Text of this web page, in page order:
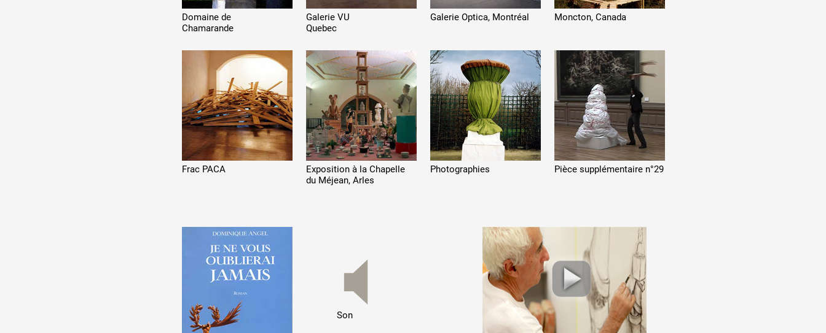
Domaine de
Chamarande
Galerie VU
Quebec
Galerie Optica, Montréal Moncton, Canada
Frac PACA Exposition à la Chapelle
du Méjean, Arles
Photographies Pièce supplémentaire n°29
Son